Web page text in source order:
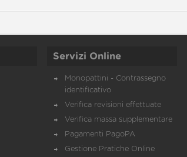
Servizi Online
Monopattini - Contrassegno
identificativo
Verifica revisioni effettuate
Verifica massa supplementare
Pagamenti PagoPA
Gestione Pratiche Online